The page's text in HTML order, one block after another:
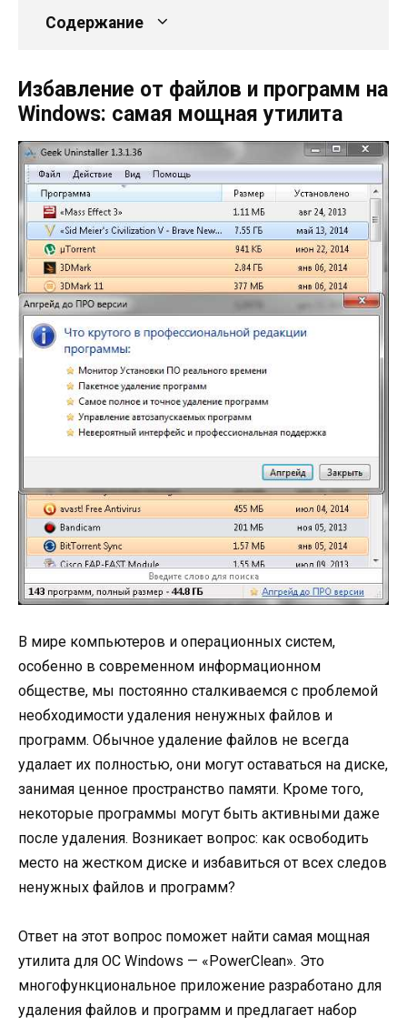
Содержание
Избавление от файлов и программ на
Windows: самая мощная утилита
В мире компьютеров и операционных систем,
особенно в современном информационном
обществе, мы постоянно сталкиваемся с проблемой
необходимости удаления ненужных файлов и
программ. Обычное удаление файлов не всегда
удалает их полностью, они могут оставаться на диске,
занимая ценное пространство памяти. Кроме того,
некоторые программы могут быть активными даже
после удаления. Возникает вопрос: как освободить
место на жестком диске и избавиться от всех следов
ненужных файлов и программ?
Ответ на этот вопрос поможет найти самая мощная
утилита для ОС Windows — «PowerClean». Это
многофункциональное приложение разработано для
удаления файлов и программ и предлагает набор